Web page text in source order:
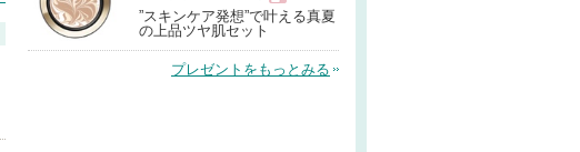
現
品
”スキンケア発想”で叶える真夏
の上品ツヤ肌セット
プレゼントをもっとみる